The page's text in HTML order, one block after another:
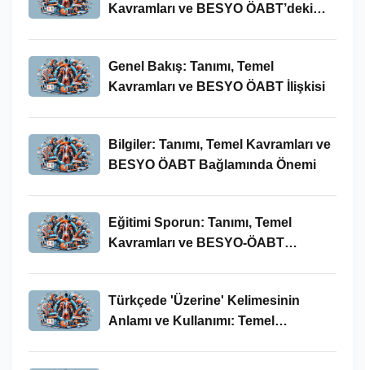
Kavramları ve BESYO ÖABT’deki
Genel Bakış: Tanımı, Temel
Kavramları ve BESYO ÖABT İlişkisi
Bilgiler: Tanımı, Temel Kavramları ve
BESYO ÖABT Bağlamında Önemi
Eğitimi Sporun: Tanımı, Temel
Kavramları ve BESYO-ÖABT
Türkçede 'Üzerine' Kelimesinin
Anlamı ve Kullanımı: Temel